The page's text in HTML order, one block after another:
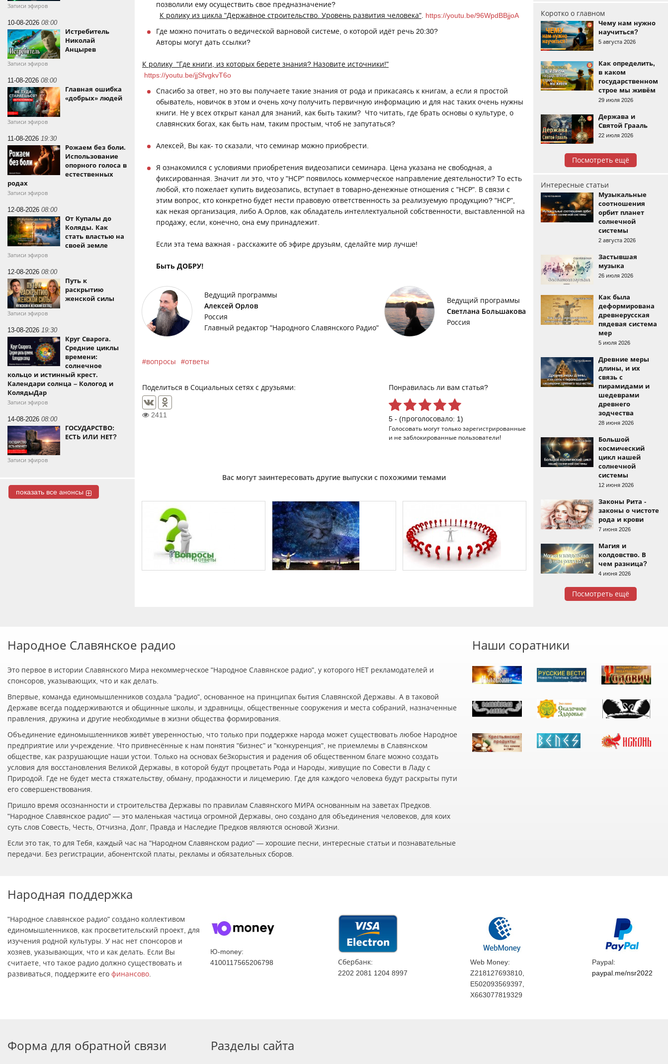
Записи эфиров
10-08-2026 08:00
Истребитель
Николай
Анцырев
Записи эфиров
11-08-2026 08:00
Главная ошибка
«добрых» людей
Записи эфиров
11-08-2026 19:30
Рожаем без боли.
Использование
опорного голоса в
естественных
родах
Записи эфиров
12-08-2026 08:00
От Купалы до
Коляды. Как
стать властью на
своей земле
Записи эфиров
12-08-2026 08:00
Путь к
раскрытию
женской силы
Записи эфиров
13-08-2026 19:30
Круг Сварога.
Средние циклы
времени:
солнечное
кольцо и истинный крест.
Календари солнца – Кологод и
КолядыДар
Записи эфиров
14-08-2026 08:00
ГОСУДАРСТВО:
ЕСТЬ ИЛИ НЕТ?
Записи эфиров
показать все анонсы
позволили ему осуществить свое предназначение?
К ролику из цикла "Державное строительство. Уровень развития человека". https://youtu.be/96WpdBBjjoA
Где можно почитать о ведической варновой системе, о которой идёт речь 20:30?
Авторы могут дать ссылки?
К ролику "Где книги, из которых берете знания? Назовите источники!"
https://youtu.be/jjSfvgkvT6o
Спасибо за ответ, но это вы получаете такие знания от рода и прикасаясь к книгам, а если я простой
обыватель, новичок в этом и очень хочу получить первичную информацию и для нас таких очень нужны
книги. Не у всех открыт канал для знаний, как быть таким? Что читать, где брать основы о культуре, о
славянских богах, как быть нам, таким простым, чтоб не запутаться?
Алексей, Вы как- то сказали, что семинар можно приобрести.
Я ознакомился с условиями приобретения видеозаписи семинара. Цена указана не свободная, а
фиксированная. Значит ли это, что у "НСР" появилось коммерческое направление деятельности? То есть
любой, кто пожелает купить видеозапись, вступает в товарно-денежные отношения с "НСР". В связи с
этим вопрос, кто конкретно будет нести правовую ответственность за реализуемую продукцию? "НСР",
как некая организация, либо А.Орлов, как обладатель интеллектуальной собственности, выставленной на
продажу, если, конечно, она ему принадлежит.
Если эта тема важная - расскажите об эфире друзьям, сделайте мир лучше!
Быть ДОБРУ!
Ведущий программы
Алексей Орлов
Россия
Главный редактор "Народного Славянского Радио"
Ведущий программы
Светлана Большакова
Россия
вопросы ответы
Поделиться в Социальных сетях с друзьями:
2411
Понравилась ли вам статья?
5 - (проголосовало: 1)
Голосовать могут толькозарегистрированные
и не заблокированные пользователи!
Вас могут заинтересовать другие выпуски с похожими темами
Коротко о главном
Чему нам нужно
научиться?
5 августа 2026
Как определить,
в каком
государственном
строе мы живём
29 июля 2026
Держава и
Святой Грааль
22 июля 2026
Посмотреть ещё
Интересные статьи
Музыкальные
соотношения
орбит планет
солнечной
системы
2 августа 2026
Застывшая
музыка
26 июля 2026
Как была
деформирована
древнерусская
пядевая система
мер
5 июля 2026
Древние меры
длины, и их
связь с
пирамидами и
шедеврами
древнего
зодчества
28 июня 2026
Большой
космический
цикл нашей
солнечной
системы
12 июня 2026
Законы Рита -
законы о чистоте
рода и крови
7 июня 2026
Магия и
колдовство. В
чем разница?
4 июня 2026
Посмотреть ещё
Народное Славянское радио
Это первое в истории Славянского Мира некоммерческое "Народное Славянское радио", у которого НЕТ рекламодателей и
спонсоров, указывающих, что и как делать.
Впервые, команда единомышленников создала "радио", основанное на принципах бытия Славянской Державы. А в таковой
Державе всегда поддерживаются и общинные школы, и здравницы, общественные сооружения и места собраний, назначенные
правления, дружина и другие необходимые в жизни общества формирования.
Объединение единомышленников живёт уверенностью, что только при поддержке народа может существовать любое Народное
предприятие или учреждение. Что привнесённые к нам понятия "бизнес" и "конкуренция", не приемлемы в Славянском
обществе, как разрушающие наши устои. Только на основах беЗкорыстия и радения об общественном благе можно создать
условия для восстановления Великой Державы, в которой будут процветать Рода и Народы, живущие по Совести в Ладу с
Природой. Где не будет места стяжательству, обману, продажности и лицемерию. Где для каждого человека будут раскрыты пути
его совершенствования.
Пришло время осознанности и строительства Державы по правилам Славянского МИРА основанным на заветах Предков.
"Народное Славянское радио" — это маленькая частица огромной Державы, оно создано для объединения человеков, для коих
суть слов Совесть, Честь, Отчизна, Долг, Правда и Наследие Предков являются основой Жизни.
Если это так, то для Тебя, каждый час на "Народном Славянском радио" — хорошие песни, интересные статьи и познавательные
передачи. Без регистрации, абонентской платы, рекламы и обязательных сборов.
Наши соратники
Народная поддержка
"Народное славянское радио" создано коллективом
единомышленников, как просветительский проект, для
изучения родной культуры. У нас нет спонсоров и
хозяев, указывающих, что и как делать. Если Вы
считаете, что такое радио должно существовать и
развиваться, поддержите его финансово
Ю-money:
4100117565206798
Сбербанк:
2202 2081 1204 8997
Web Money:
Z218127693810,
E502093569397,
X663077819329
Paypal:
paypal.me/nsr2022
Форма для обратной связи Разделы сайта